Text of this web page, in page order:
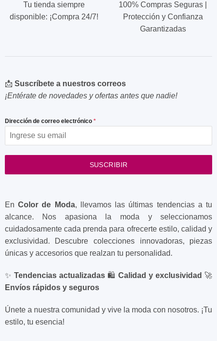
Tu tienda siempre
disponible: ¡Compra 24/7!
100% Compras Seguras |
Protección y Confianza
Garantizadas
EnColor de Moda, llevamos las últimas tendencias a tu
alcance. Nos apasiona la moda y seleccionamos
cuidadosamente cada prenda para ofrecerte estilo, calidad y
exclusividad. Descubre colecciones innovadoras, piezas
únicas y accesorios que realzan tu personalidad.
✨ Tendencias actualizadas🛍️Calidad y exclusividad 🚀
Envíos rápidos y seguros
Únete a nuestra comunidad y vive la moda con nosotros. ¡Tu
estilo, tu esencia!
📩 Suscríbete a nuestros correos
¡Entérate de novedades y ofertas antes que nadie!
Dirección de correo electrónico *
SUSCRIBIR